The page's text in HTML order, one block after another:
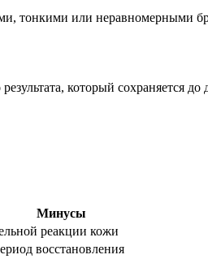
тонкими или неравномерными
который сохраняется
Минусы
реакции кожи
восстановления